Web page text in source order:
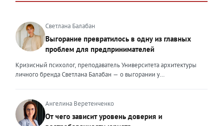
Светлана Балабан
Выгорание превратилось в одну из главных
проблем для предпринимателей
Кризисный психолог, преподаватель Университета архитектуры
личного бренда Светлана Балабан — о выгорании у
проблемой, однако выгорание у предпринимателей заметно
отличается от выгорания у наёмных сотрудников. Наёмный
сотрудник может уйти на больничный или в отпуск, пожаловаться
Ангелина Веретенченко
От чего зависит уровень доверия и